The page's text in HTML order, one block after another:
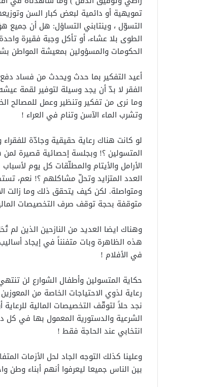
تمويهية أو دائمية لبعض كبار السن
التسوّل ، وينتابني التساؤل: هل أن جميع
الطوى بلا عشاء، أو تأكل وجبة فقيرة
الحكومات والمسؤولين بمعيشة المواطن
أعيد التفكير بما حدث ويحدث من فساد
الفقر لا بدّ أن يجد وسيلة لتوفير لقمة
وما نرى من تفكير وتنظير وعمل للمصالح
وتشرب الماء الآسن وتنام في العراء !
لو كانت هناك رعاية حقيقية وجادّة
المتسولين ؟! وبجلسة إحصائية قصيرة
الأرامل والأيتام والمطلّقات كل يوم
العدد المتزايد وتحلّ مشاكلهم ؟! نعم،
ومتواصلة. لكن كيف يتحقق ذلك وما زالت
متوقفة بحجة توقف صرف التخصيصات
وهناك ايضا العديد من النازحين الذين
هذه الظاهرة وبات متفنناً في إيجاد
في الأفلام !
حكاية المتسولين وأطفال الشوارع لن
رعاية لذوي الاحتياجات الخاصة من
نجد حلاً لتوقّف التخصيصات المالية
الشرعية والدستورية المعمول بها في كل
انتخابي عند الحاجة فقط !
وعلينا كذلك التوجه الجاد لحل الأزمات
بين الناس جميعا ليعرفوا أنهم أبناء وطن